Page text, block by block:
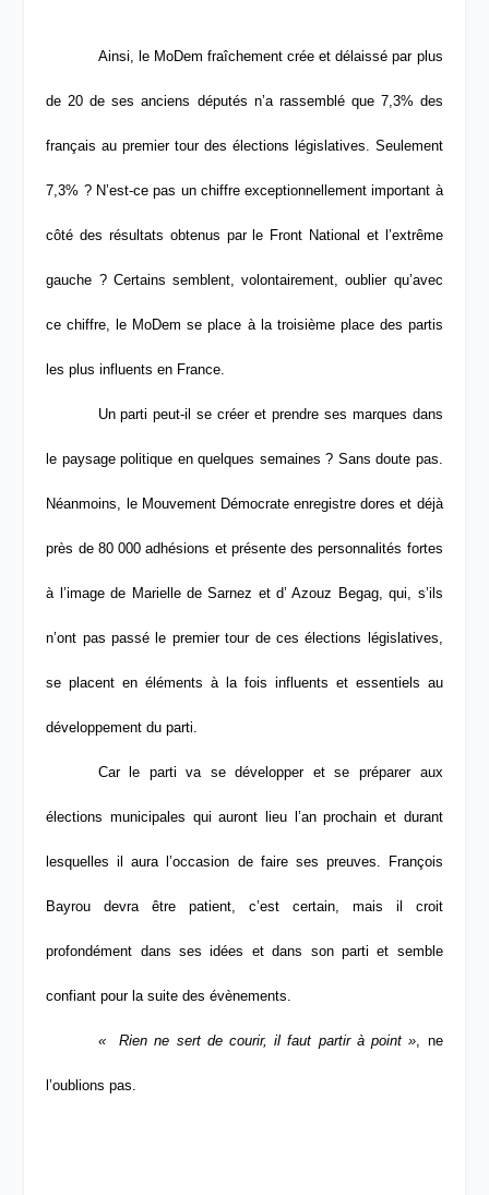
Ainsi, le MoDem fraîchement crée et délaissé par plus
de 20 de ses anciens députés n’a rassemblé que 7,3% des
français au premier tour des élections législatives. Seulement
7,3% ? N’est-ce pas un chiffre exceptionnellement important à
côté des résultats obtenus par le Front National et l’extrême
gauche ? Certains semblent, volontairement, oublier qu’avec
ce chiffre, le MoDem se place à la troisième place des partis
les plus influents en France.
Un parti peut-il se créer et prendre ses marques dans
le paysage politique en quelques semaines ? Sans doute pas.
Néanmoins, le Mouvement Démocrate enregistre dores et déjà
près de 80 000 adhésions et présente des personnalités fortes
à l’image de Marielle de Sarnez et d’ Azouz Begag, qui, s’ils
n’ont pas passé le premier tour de ces élections législatives,
se placent en éléments à la fois influents et essentiels au
développement du parti.
Car le parti va se développer et se préparer aux
élections municipales qui auront lieu l’an prochain et durant
lesquelles il aura l’occasion de faire ses preuves. François
Bayrou devra être patient, c’est certain, mais il croit
profondément dans ses idées et dans son parti et semble
confiant pour la suite des évènements.
« Rien ne sert de courir, il faut partir à point » , ne
l’oublions pas.